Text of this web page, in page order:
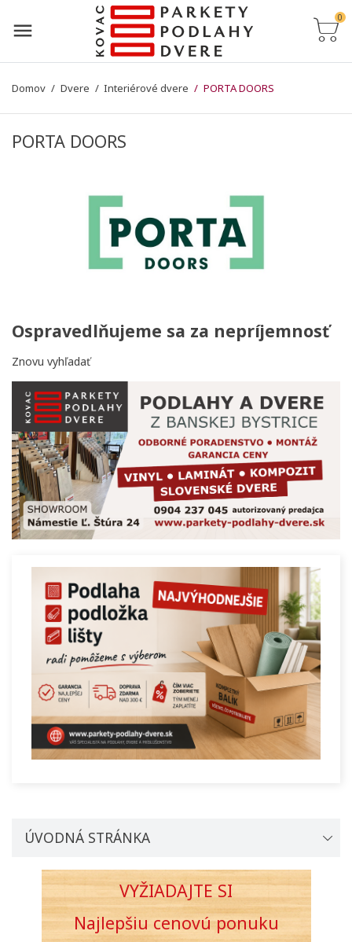
0
Domov Dvere Interiérové dvere PORTA DOORS
PORTA DOORS
ÚVODNÁ STRÁNKA
VYŽIADAJTE SI
Najlepšiu cenovúponuku
Ospravedlňujeme sa za nepríjemnosť
Znovu vyhľadať